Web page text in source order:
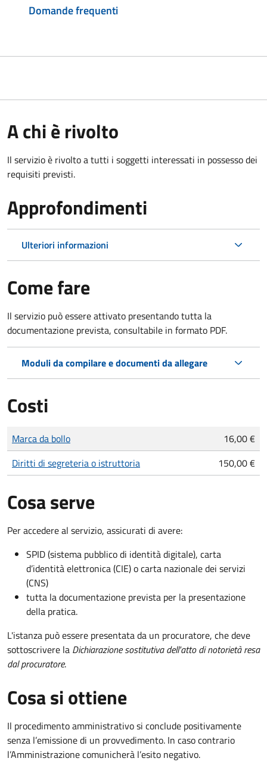
Domande frequenti
A chi è rivolto
Il servizio è rivolto a tutti i soggetti interessati in possesso dei
requisiti previsti.
Approfondimenti
Ulteriori informazioni
Come fare
Il servizio può essere attivato presentando tutta la
documentazione prevista, consultabile in formato PDF.
Moduli da compilare e documenti da allegare
Costi
Tipo di pagamento
Importo
Marca da bollo
16,00 €
Diritti di segreteria o istruttoria
150,00 €
Cosa serve
Per accedere al servizio, assicurati di avere:
SPID (sistema pubblico di identità digitale), carta
d’identità elettronica (CIE) o carta nazionale dei servizi
(CNS)
tutta la documentazione prevista per la presentazione
della pratica.
L'istanza può essere presentata da un procuratore, che deve
sottoscrivere la Dichiarazione sostitutiva dell'atto di notorietà resa
dal procuratore.
Cosa si ottiene
Il procedimento amministrativo si conclude positivamente
senza l’emissione di un provvedimento. In caso contrario
l’Amministrazione comunicherà l’esito negativo.